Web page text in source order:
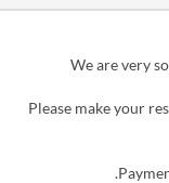
We are very
Please make your